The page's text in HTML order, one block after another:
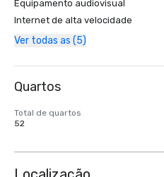
Equipamento audiovisual
Internet de alta velocidade
Ver todas as (5)
Quartos
Total de quartos
52